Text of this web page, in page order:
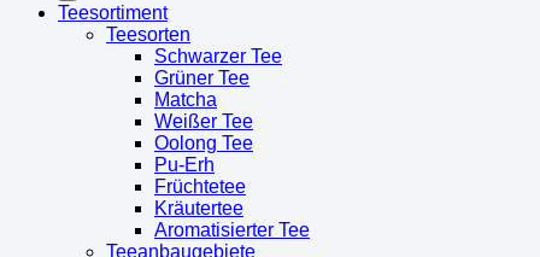
Teesortiment
Teesorten
Schwarzer Tee
Grüner Tee
Matcha
Weißer Tee
Oolong Tee
Pu-Erh
Früchtetee
Kräutertee
Aromatisierter Tee
Teeanbaugebiete